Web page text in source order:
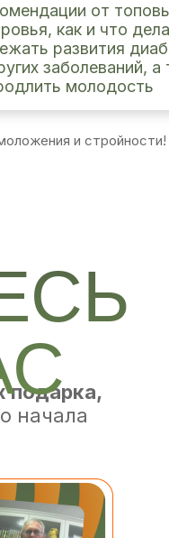
и стройности!
от
как и что
развития
заболеваний,
молодость
подарка,
начала